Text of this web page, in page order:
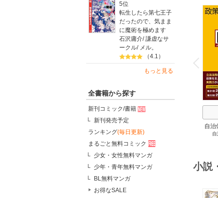
5位
転生したら第七王子
だったので、気まま
に魔術を極めます
石沢庸介/謙虚なサ
ークル/ メル。
（4.1）
もっと見る
全書籍から探す
新刊コミック/書籍
新刊発売予定
ランキング(毎日更新)
まるごと無料コミック
少女・女性無料マンガ
少年・青年無料マンガ
BL無料マンガ
お得なSALE
P
r
e
i
o
u
自治
ス
小説